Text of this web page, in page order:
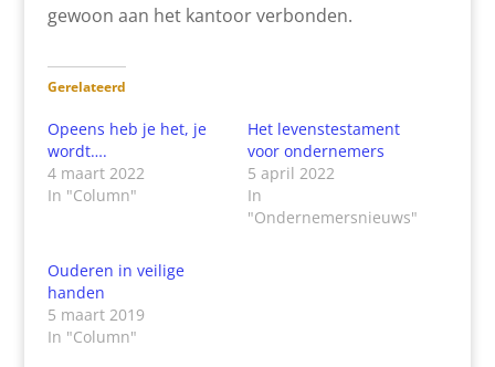
gewoon aan het kantoor verbonden.
Gerelateerd
Opeens heb je het, je
wordt….
4 maart 2022
In "Column"
Het levenstestament
voor ondernemers
5 april 2022
In
"Ondernemersnieuws"
Ouderen in veilige
handen
5 maart 2019
In "Column"